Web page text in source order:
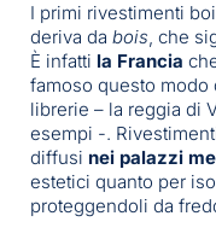
I primi rivestimenti
deriva da bois, che
È infatti la Francia
famoso questo modo
librerie – la reggia di
esempi -.
diffusi nei palazzi
estetici quanto per
proteggendoli da